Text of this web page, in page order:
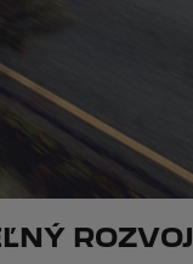
ROZVOJ